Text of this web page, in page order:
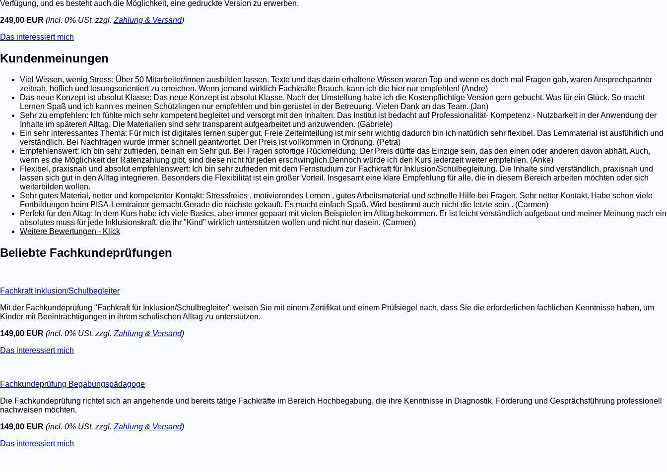
Verfügung, und es besteht auch die Möglichkeit, eine gedruckte Version zu erwerben.
249,00 EUR (incl. 0% USt. zzgl. Zahlung & Versand)
Das interessiert mich
Kundenmeinungen
Viel Wissen, wenig Stress: Über 50 Mitarbeiter/innen ausbilden lassen. Texte und das darin erhaltene Wissen waren Top und wenn es doch mal Fragen gab, waren Ansprechpartner
zeitnah, höflich und lösungsorientiert zu erreichen. Wenn jemand wirklich Fachkräfte Brauch, kann ich die hier nur empfehlen! (Andre)
Das neue Konzept ist absolut Klasse: Das neue Konzept ist absolut Klasse. Nach der Umstellung habe ich die Kostenpflichtige Version gern gebucht. Was für ein Glück. So macht
Lernen Spaß und ich kann es meinen Schützlingen nur empfehlen und bin gerüstet in der Betreuung. Vielen Dank an das Team. (Jan)
Sehr zu empfehlen: Ich fühlte mich sehr kompetent begleitet und versorgt mit den Inhalten. Das Institut ist bedacht auf Professionalität- Kompetenz - Nutzbarkeit in der Anwendung der
Inhalte im späteren Alltag. Die Materialien sind sehr transparent aufgearbeitet und anzuwenden. (Gabriele)
Ein sehr interessantes Thema: Für mich ist digitales lernen super gut. Freie Zeiteinteilung ist mir sehr wichtig dadurch bin ich natürlich sehr flexibel. Das Lernmaterial ist ausführlich und
verständlich. Bei Nachfragen wurde immer schnell geantwortet. Der Preis ist vollkommen in Ordnung. (Petra)
Empfehlenswert: Ich bin sehr zufrieden, beinah ein Sehr gut. Bei Fragen sofortige Rückmeldung. Der Preis dürfte das Einzige sein, das den einen oder anderen davon abhält. Auch,
wenn es die Möglichkeit der Ratenzahlung gibt, sind diese nicht für jeden erschwinglich.Dennoch würde ich den Kurs jederzeit weiter empfehlen. (Anke)
Flexibel, praxisnah und absolut empfehlenswert: Ich bin sehr zufrieden mit dem Fernstudium zur Fachkraft für Inklusion/Schulbegleitung. Die Inhalte sind verständlich, praxisnah und
lassen sich gut in den Alltag integrieren. Besonders die Flexibilität ist ein großer Vorteil. Insgesamt eine klare Empfehlung für alle, die in diesem Bereich arbeiten möchten oder sich
weiterbilden wollen.
Sehr gutes Material, netter und kompetenter Kontakt: Stressfreies , motivierendes Lernen , gutes Arbeitsmaterial und schnelle Hilfe bei Fragen. Sehr netter Kontakt. Habe schon viele
Fortbildungen beim PISA-Lerntrainer gemacht.Gerade die nächste gekauft. Es macht einfach Spaß. Wird bestimmt auch nicht die letzte sein . (Carmen)
Perfekt für den Altag: In dem Kurs habe ich viele Basics, aber immer gepaart mit vielen Beispielen im Alltag bekommen. Er ist leicht verständlich aufgebaut und meiner Meinung nach ein
absolutes muss für jede Inklusionskraft, die ihr "Kind" wirklich unterstützen wollen und nicht nur dasein. (Carmen)
Weitere Bewertungen - Klick
Beliebte Fachkundeprüfungen
Fachkraft Inklusion/Schulbegleiter
Mit der Fachkundeprüfung "Fachkraft für Inklusion/Schulbegleiter" weisen Sie mit einem Zertifikat und einem Prüfsiegel nach, dass Sie die erforderlichen fachlichen Kenntnisse haben, um
Kinder mit Beeinträchtigungen in ihrem schulischen Alltag zu unterstützen.
149,00 EUR (incl. 0% USt. zzgl. Zahlung & Versand)
Das interessiert mich
Fachkundeprüfung Begabungspädagoge
Die Fachkundeprüfung richtet sich an angehende und bereits tätige Fachkräfte im Bereich Hochbegabung, die ihre Kenntnisse in Diagnostik, Förderung und Gesprächsführung professionell
nachweisen möchten.
149,00 EUR (incl. 0% USt. zzgl. Zahlung & Versand)
Das interessiert mich